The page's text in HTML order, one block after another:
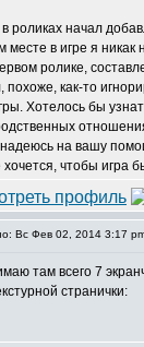
роликах начал
месте в игре я
ролике,
похоже, как-то
Хотелось бы
на вашу
хочется, чтобы игра
Вс Фев 02, 2014 3:17
там всего 7
странички: